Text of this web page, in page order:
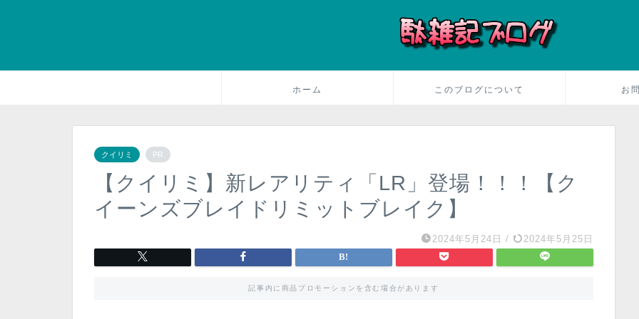
ホーム このブログについて お
クイリミ PR
【クイリミ】新レアリティ「LR」登場！！！【ク
イーンズブレイドリミットブレイク】
2024年5月24日 / 2024年5月25日
記事内に商品プロモーションを含む場合があります